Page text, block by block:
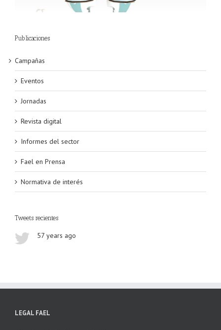
Publicaciones
Campañas
Eventos
Jornadas
Revista digital
Informes del sector
Fael en Prensa
Normativa de interés
Tweets recientes
57 years ago
LEGAL FAEL